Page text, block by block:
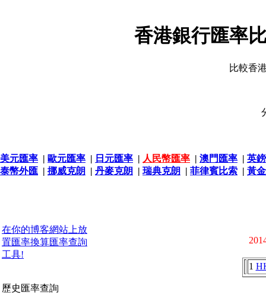
香港銀行匯率
比較香
美元匯率 | 歐元匯率 | 日元匯率 | 人民幣匯率 | 澳門匯率 | 英
泰幣外匯 | 挪威克朗 | 丹麥克朗 | 瑞典克朗 | 菲律賓比索 | 黃
在你的博客網站上放
置匯率換算匯率查詢
工具!
歷史匯率查詢
1